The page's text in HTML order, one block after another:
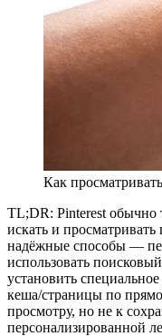
Как
TL;DR: Pinterest обычно
искать и
надёжные способы —
использовать
установить
кеша/страницы по
просмотру, но не к
персонализированной